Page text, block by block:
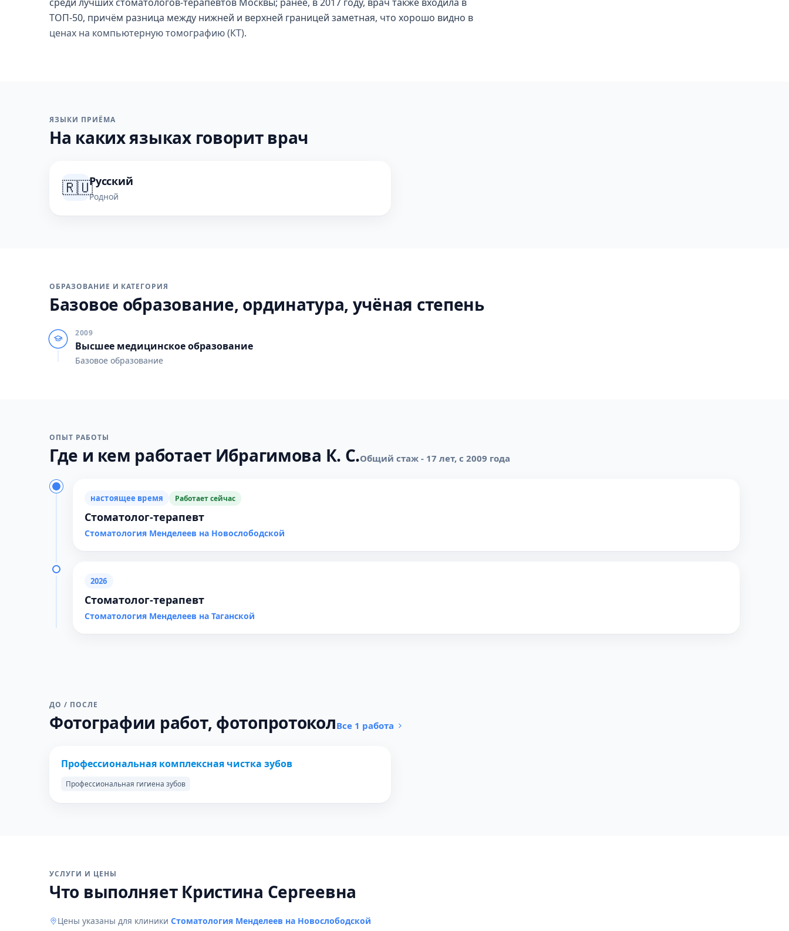
ТОП-50, причём разница между нижней и верхней границей заметная, что хорошо видно в
ценах на компьютерную томографию (КТ).
ЯЗЫКИ ПРИЁМА
На каких языках говорит врач
🇷🇺Русский
Родной
ОБРАЗОВАНИЕ И КАТЕГОРИЯ
Базовое образование, ординатура, учёная степень
2009
Высшее медицинское образование
Базовое образование
ОПЫТ РАБОТЫ
Где и кем работает Ибрагимова К. С.Общий стаж - 17 лет, с 2009 года
настоящее время Работает сейчас
Стоматолог-терапевт
Стоматология Менделеев на Новослободской
2026
Стоматолог-терапевт
Стоматология Менделеев на Таганской
ДО / ПОСЛЕ
Фотографии работ, фотопротоколВсе 1 работа
ДО
Профессиональная комплексная чистка зубов
Профессиональная гигиена зубов
УСЛУГИ И ЦЕНЫ
Что выполняет Кристина Сергеевна
Цены указаны для клиники Стоматология Менделеев на Новослободской